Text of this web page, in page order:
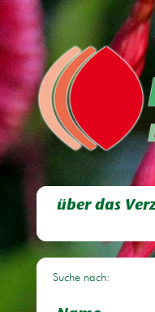
über das
Suche nach: